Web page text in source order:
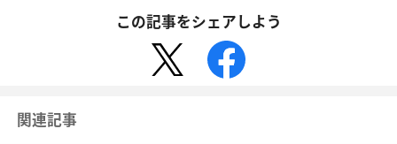
この記事をシェアしよう
関連記事